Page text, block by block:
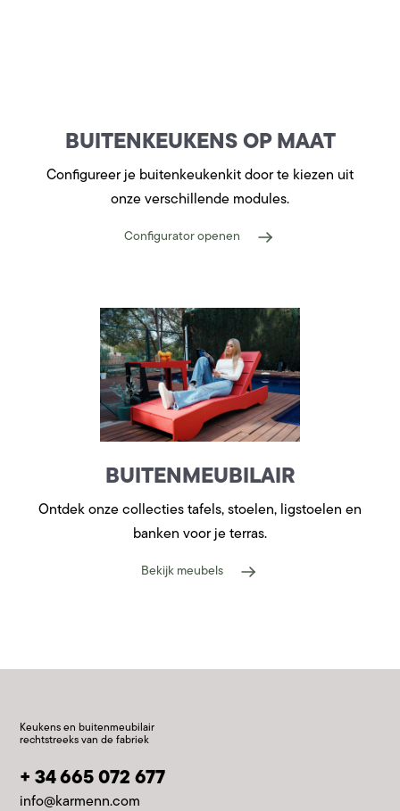
BUITENKEUKENS OP MAAT
Configureer je buitenkeukenkit door te kiezen uit
onze verschillende modules.
Configurator openen
BUITENMEUBILAIR
Ontdek onze collecties tafels, stoelen, ligstoelen en
banken voor je terras.
Bekijk meubels
Keukens en buitenmeubilair
rechtstreeks van de fabriek
+ 34 665 072 677
info@karmenn.com